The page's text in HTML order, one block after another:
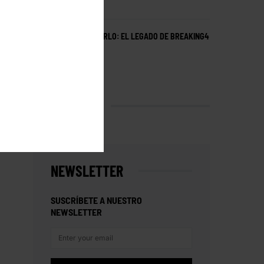
ATRÉVETE A INTENTARLO: EL LEGADO DE BREAKING4
NEWSLETTER
SUSCRÍBETE A NUESTRO
NEWSLETTER